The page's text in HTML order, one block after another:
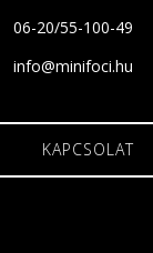
06-20/55-100-49
info@minifoci.hu
KAPCSOLAT